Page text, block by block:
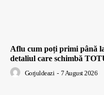
Aflu cum poți primi până
detaliul care schimbă
Gorjuldeazi - 7 August 2026